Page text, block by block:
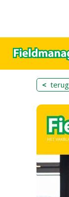
< terug